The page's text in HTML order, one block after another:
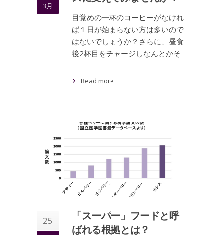
3月
目覚めの一杯のコーヒーがなけれ
ば１日が始まらない方は多いので
はないでしょうか？さらに、昼食
後2杯目をチャージしなんとかそ
Read more
25
「スーパー」フードと呼
ばれる根拠とは？